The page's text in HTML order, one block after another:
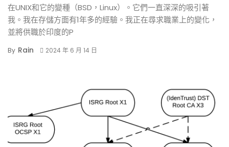
在UNIX和它的變種（BSD，Linux）。它們一直深深的吸引著
我。我在存儲方面有1年多的經驗。我正在尋求職業上的變化，
並將供職於印度的P
By Rain 2024 年 6 月 14 日